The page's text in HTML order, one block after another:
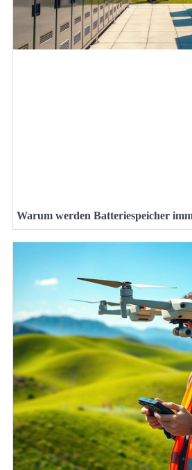
Warum werden Batteriespeicher